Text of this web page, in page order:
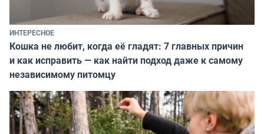
ИНТЕРЕСНОЕ
Кошка не любит, когда её гладят: 7 главных причин
и как исправить — как найти подход даже к самому
независимому питомцу